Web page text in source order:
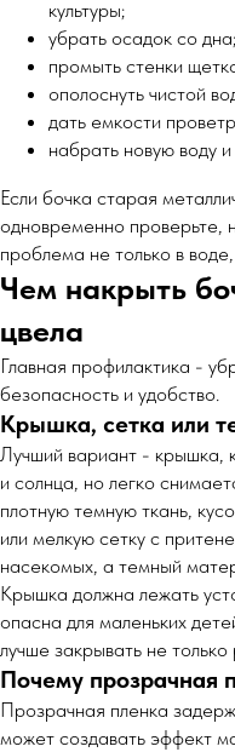
культуры;
убрать осадок со дна;
промыть стенки
ополоснуть чистой
дать емкости
набрать новую воду
Если бочка старая
одновременно проверьте,
проблема не только в
Чем накрыть
цвела
Главная профилактика -
безопасность и удобство.
Крышка, сетка или
Лучший вариант - крышка,
и солнца, но легко
плотную темную ткань,
или мелкую сетку с
насекомых, а темный
Крышка должна лежать
опасна для маленьких
лучше закрывать не
Почему прозрачная
Прозрачная пленка
может создавать эффект